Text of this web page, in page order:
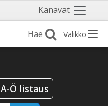
Kanavat Näytä
valikko
Valikko
A-Ö listaus